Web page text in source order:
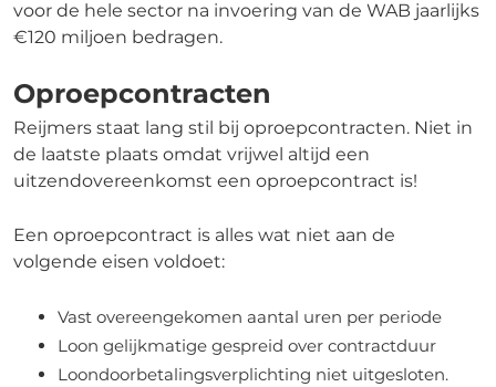
voor de hele sector na invoering van de WAB jaarlijks
€120 miljoen bedragen.
Oproepcontracten
Reijmers staat lang stil bij oproepcontracten. Niet in
de laatste plaats omdat vrijwel altijd een
uitzendovereenkomst een oproepcontract is!
Een oproepcontract is alles wat niet aan de
volgende eisen voldoet:
Vast overeengekomen aantal uren per periode
Loon gelijkmatige gespreid over contractduur
Loondoorbetalingsverplichting niet uitgesloten.